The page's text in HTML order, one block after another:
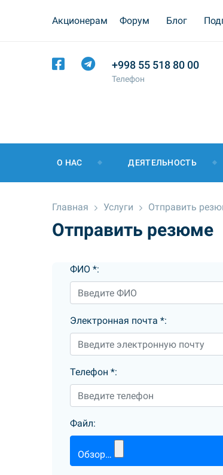
Акционерам Форум Блог
+998 55 518 80 00
Телефон
О НАС ДЕЯТЕЛЬНОСТЬ
Главная Услуги Отправить
Отправить резюме
ФИО *:
Электронная почта *:
Телефон *:
Файл:
Обзор…